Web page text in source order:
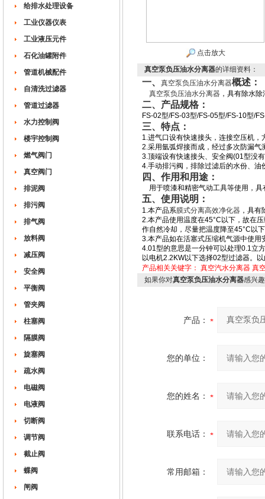
给排水处理设备
工业仪器仪表
工业液压元件
石化油罐附件
管道机械配件
自清洗过滤器
管道过滤器
水力控制阀
楼宇控制阀
燃气阀门
真空阀门
排泥阀
排污阀
排气阀
放料阀
减压阀
安全阀
平衡阀
管夹阀
柱塞阀
隔膜阀
旋塞阀
疏水阀
电磁阀
电液阀
切断阀
调节阀
截止阀
蝶阀
闸阀
点击放大
真空泵负压油水分离器的详细资料：
一、 真空泵负压油水分离器概述：
真空泵负压油水分离器，具有除水除
二、 产品规格：
FS-02型/FS-03型/FS-05型/FS-10型/
三、 特点：
1.进气口设有快速接头，连接空压机，
2.采用氩弧焊接而成，经过多次防漏气
3.顶端设有快速接头、安全阀(01型没
4.手动排污阀，排除过滤后的水份、
四、 作用和用途：
用于喷漆和精密气动工具等使用，
五、 使用说明：
1.本产品系膜式分离高效净化器，具有
2.本产品使用温度在45°C以下，故在
作自然冷却，尽量把温度降至45°C以
3.本产品如在活塞式压缩机气源中使
4.01型的意思是一分钟可以处理0.1立
以电机2.2KW以下选择02型过滤器。
产品相关关键字： 真空汽水分离器 真
如果你对真空泵负压油水分离器感兴
产品：
您的单位：
您的姓名：
联系电话：
常用邮箱：